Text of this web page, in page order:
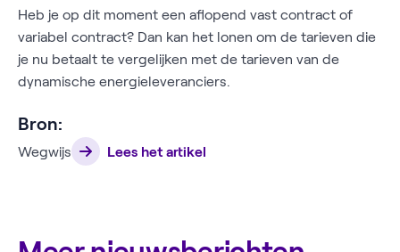
Heb je op dit moment een aflopend vast contract of
variabel contract? Dan kan het lonen om de tarieven die
je nu betaalt te vergelijken met de tarieven van de
dynamische energieleveranciers.
Bron:
Wegwijs Lees het artikel